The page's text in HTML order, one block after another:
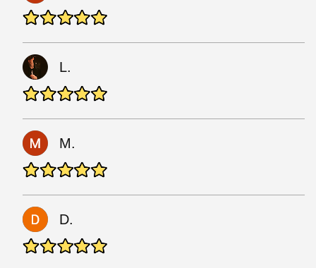
L.
M.
D.